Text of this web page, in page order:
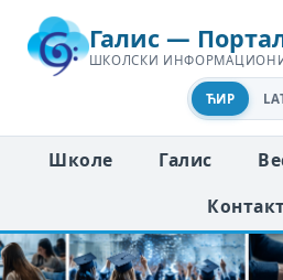
Галис —
ШКОЛСКИ
ЋИР
Школе Галис